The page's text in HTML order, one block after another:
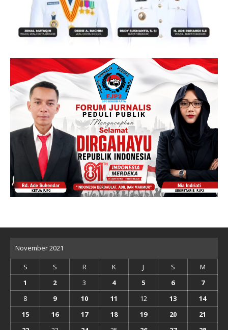
November 2021
S S R K J S
M
1
2 3 4 5 6
7
8
9 10 11 12 13
14
15
16 17 18 19 20
21